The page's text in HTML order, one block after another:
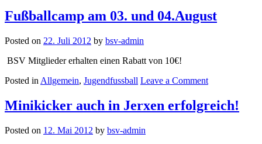
mit
neuen
Fußballcamp am 03. und 04.August
Posted on 22. Juli 2012 by bsv-admin
BSV Mitglieder erhalten einen Rabatt von 10€!
Posted in Allgemein, Jugendfussball Leave a Commenton
am
03.
Minikicker auch in Jerxen erfolgreich!
Posted on 12. Mai 2012 by bsv-admin